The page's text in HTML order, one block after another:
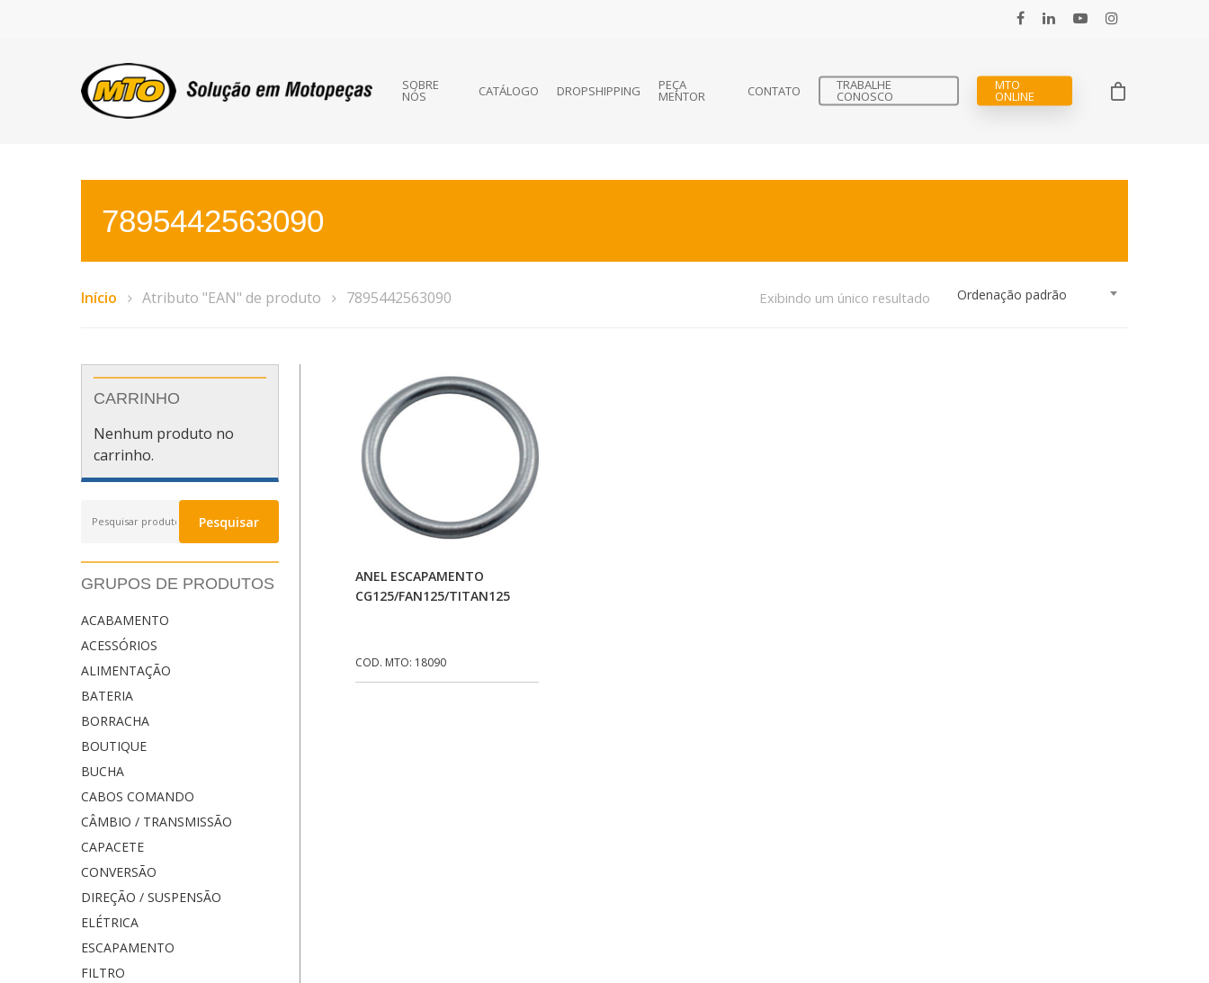
SOBRE
NÓS CATÁLOGO DROPSHIPPING PEÇA
MENTOR CONTATO TRABALHE
CONOSCO
MTO
ONLINE
7895442563090
Ordenação padrão
Exibindo um único resultado
Início Atributo "EAN" de produto 7895442563090
CARRINHO
Nenhum produto no
carrinho.
por:
Pesquisar
GRUPOS DE PRODUTOS
ACABAMENTO
ACESSÓRIOS
ALIMENTAÇÃO
BATERIA
BORRACHA
BOUTIQUE
BUCHA
CABOS COMANDO
CÂMBIO / TRANSMISSÃO
CAPACETE
CONVERSÃO
DIREÇÃO / SUSPENSÃO
ELÉTRICA
ESCAPAMENTO
FILTRO
Adicionar Ao Carrinho
ANEL ESCAPAMENTO
CG125/FAN125/TITAN125
COD. MTO: 18090